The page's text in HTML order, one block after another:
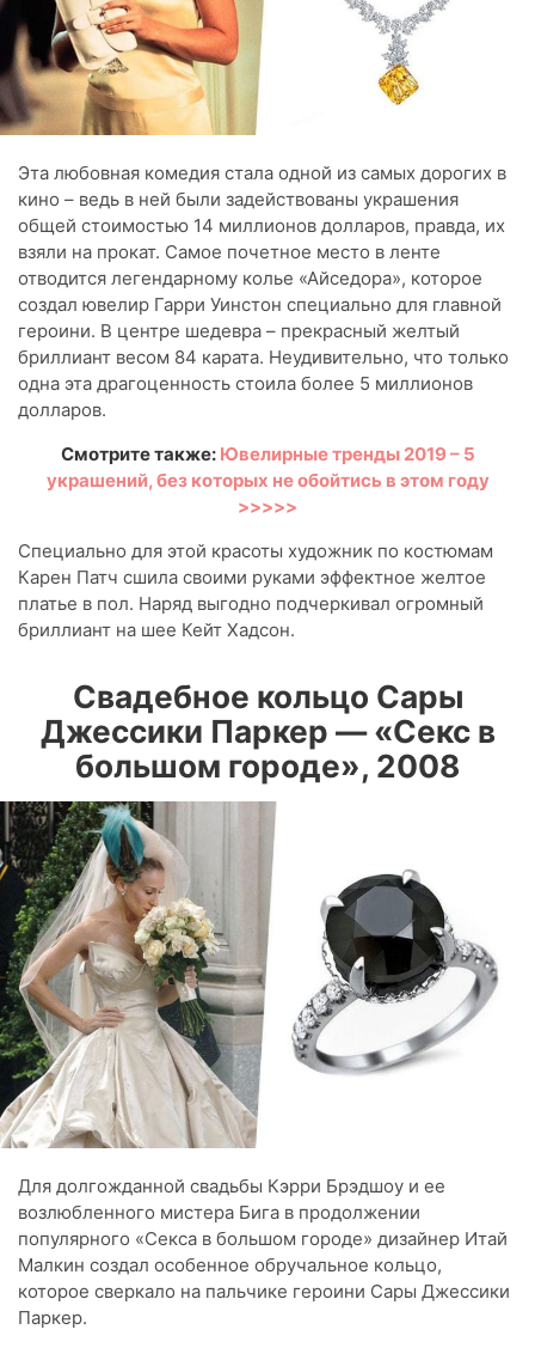
Эта любовная комедия стала одной из самых дорогих в
кино – ведь в ней были задействованы украшения
общей стоимостью 14 миллионов долларов, правда, их
взяли на прокат. Самое почетное место в ленте
отводится легендарному колье «Айседора», которое
создал ювелир Гарри Уинстон специально для главной
героини. В центре шедевра – прекрасный желтый
бриллиант весом 84 карата. Неудивительно, что только
одна эта драгоценность стоила более 5 миллионов
долларов.
Смотрите также: Ювелирные тренды 2019 – 5
украшений, без которых не обойтись в этом году
>>>>>
Специально для этой красоты художник по костюмам
Карен Патч сшила своими руками эффектное желтое
платье в пол. Наряд выгодно подчеркивал огромный
бриллиант на шее Кейт Хадсон.
Свадебное кольцо Сары
Джессики Паркер — «Секс в
большом городе», 2008
Для долгожданной свадьбы Кэрри Брэдшоу и ее
возлюбленного мистера Бига в продолжении
популярного «Секса в большом городе» дизайнер Итай
Малкин создал особенное обручальное кольцо,
которое сверкало на пальчике героини Сары Джессики
Паркер.